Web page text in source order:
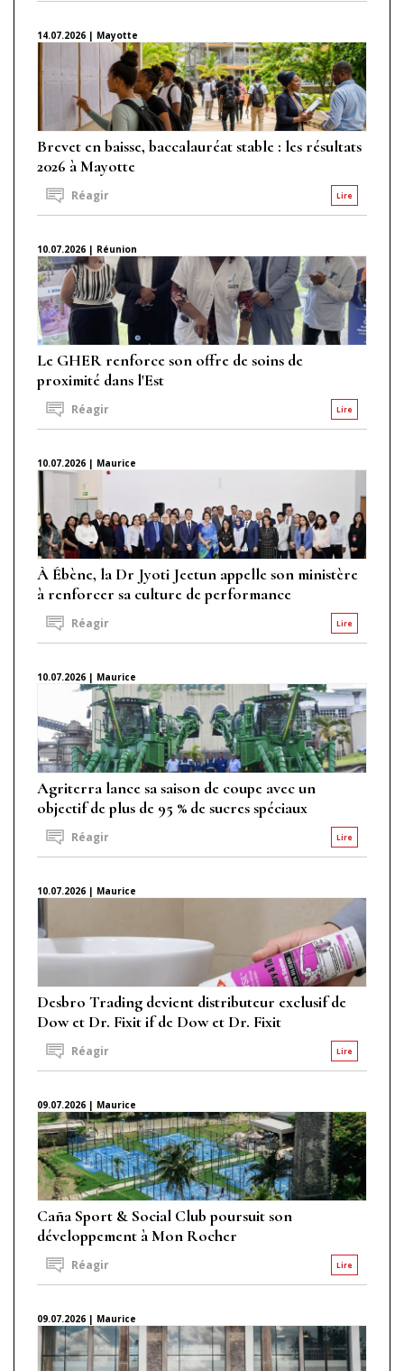
14.07.2026 | Mayotte
Brevet en baisse, baccalauréat stable : les résultats
2026 à Mayotte
Lire
Réagir
10.07.2026 | Réunion
Le GHER renforce son offre de soins de
proximité dans l'Est
Lire
Réagir
10.07.2026 | Maurice
À Ébène, la Dr Jyoti Jeetun appelle son ministère
à renforcer sa culture de performance
Lire
Réagir
10.07.2026 | Maurice
Agriterra lance sa saison de coupe avec un
objectif de plus de 95 % de sucres spéciaux
Lire
Réagir
10.07.2026 | Maurice
Desbro Trading devient distributeur exclusif de
Dow et Dr. Fixit if de Dow et Dr. Fixit
Lire
Réagir
09.07.2026 | Maurice
Caña Sport & Social Club poursuit son
développement à Mon Rocher
Lire
Réagir
09.07.2026 | Maurice